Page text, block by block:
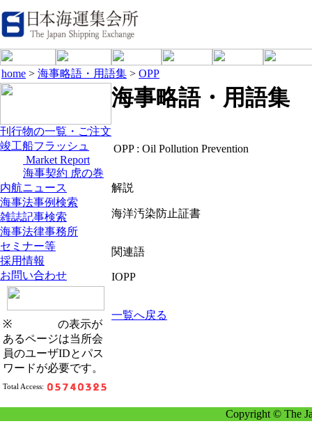
home > 海事略語・用語集 > OPP
刊行物の一覧・ご注文
竣工船フラッシュ
Market Report
海事契約 虎の巻
内航ニュース
海事法事例検索
雑誌記事検索
海事法律事務所
セミナー等
採用情報
お問い合わせ
※
の表示が
あるページは当所会
員のユーザIDとパス
ワードが必要です。
Total Access:
海事略語・用語集
OPP : Oil Pollution Prevention
解説
海洋汚染防止証書
関連語
IOPP
一覧へ戻る
Copyright © The